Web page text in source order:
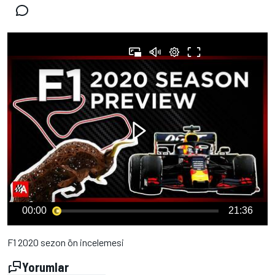
00:00 21:36
F1 2020 sezon ön incelemesi
Yorumlar